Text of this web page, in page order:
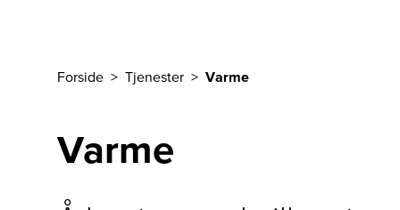
Forside Tjenester Varme
Varme